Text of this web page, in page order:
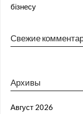
бізнесу
Свежие
Архивы
Август 2026